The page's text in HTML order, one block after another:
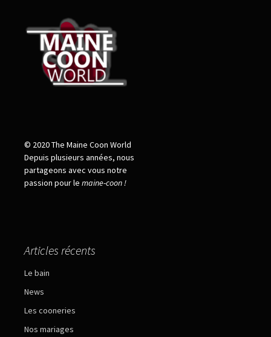
© 2020 The Maine Coon World
Depuis plusieurs années, nous
partageons avec vous notre
passion pour le maine-coon !
Articles récents
Le bain
News
Les cooneries
Nos mariages